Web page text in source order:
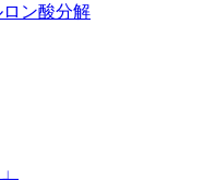
ン酸分解